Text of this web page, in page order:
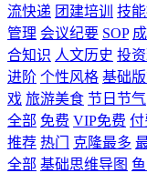
流快递 团建培训 技
管理 会议纪要 SOP
合知识 人文历史 投
进阶 个性风格 基础
戏 旅游美食 节日节气
全部 免费 VIP免费 付
推荐 热门 克隆最多
全部 基础思维导图